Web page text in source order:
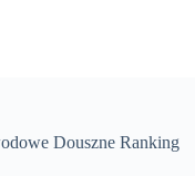
Douszne Ranking